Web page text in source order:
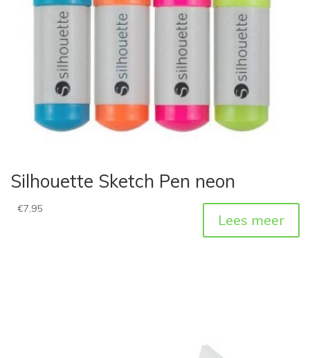
Silhouette Sketch Pen neon
€7,95
Lees meer